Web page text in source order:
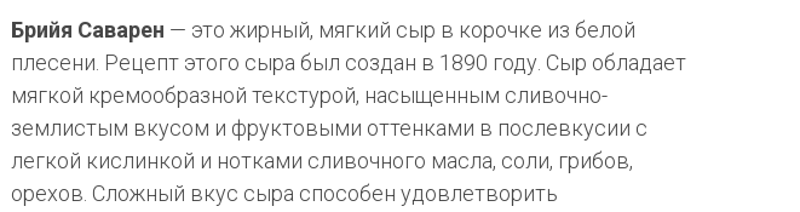
Брийя Саварен — это жирный, мягкий сыр в корочке из белой
плесени. Рецепт этого сыра был создан в 1890 году. Сыр обладает
мягкой кремообразной текстурой, насыщенным сливочно-
землистым вкусом и фруктовыми оттенками в послевкусии с
легкой кислинкой и нотками сливочного масла, соли, грибов,
орехов. Сложный вкус сыра способен удовлетворить